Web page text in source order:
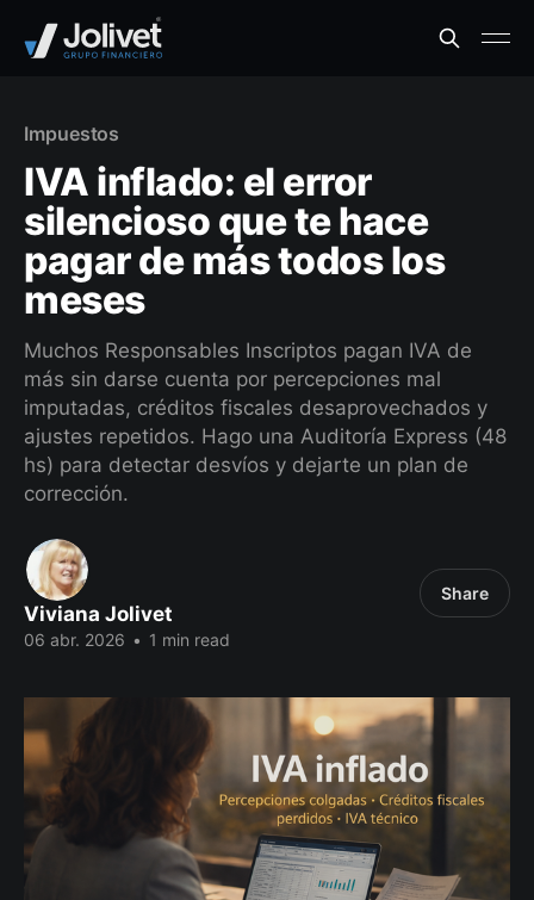
Impuestos
IVA inflado: el error
silencioso que te hace
pagar de más todos los
meses
Muchos Responsables Inscriptos pagan IVA de
más sin darse cuenta por percepciones mal
imputadas, créditos fiscales desaprovechados y
ajustes repetidos. Hago una Auditoría Express (48
hs) para detectar desvíos y dejarte un plan de
corrección.
Viviana Jolivet
06 abr. 2026 • 1 min read
Share